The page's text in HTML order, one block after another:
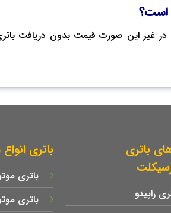
است؟
در غیر این صورت قیمت بدون دریافت
باتری
راپیدو
باتری
باتری
باتری